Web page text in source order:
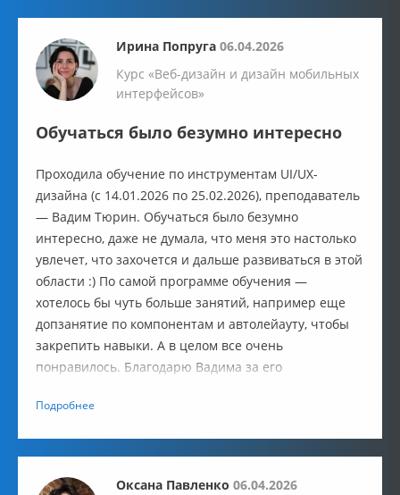
Ирина Попруга 06.04.2026
Курс «Веб-дизайн и дизайн мобильных
интерфейсов»
Обучаться было безумно интересно
Проходила обучение по инструментам UI/UX-
дизайна (с 14.01.2026 по 25.02.2026), преподаватель
— Вадим Тюрин. Обучаться было безумно
интересно, даже не думала, что меня это настолько
увлечет, что захочется и дальше развиваться в этой
области :) По самой программе обучения —
хотелось бы чуть больше занятий, например еще
допзанятие по компонентам и автолейауту, чтобы
закрепить навыки. А в целом все очень
понравилось. Благодарю Вадима за его
развития и талантливых студентов!
Подробнее
Оксана Павленко 06.04.2026